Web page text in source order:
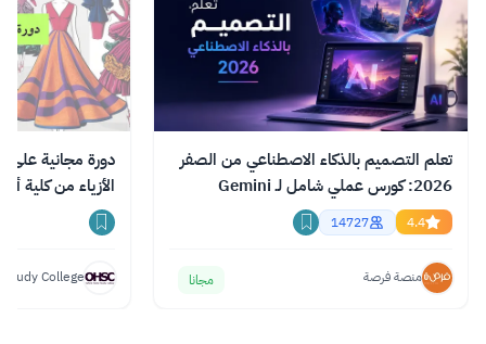
تعلم التصميم بالذكاء الاصطناعي من الصفر
2026: كورس عملي شامل لـ Gemini
وChatGPT وClaude
4.4
14727
منصة فرصة مجانا
دورة مجانية على
الأزياء من كلية
College